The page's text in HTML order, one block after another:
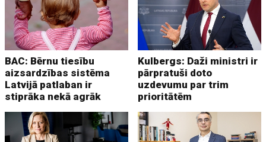
BAC: Bērnu tiesību
aizsardzības sistēma
Latvijā patlaban ir
stiprāka nekā agrāk
Kulbergs: Daži ministri ir
pārpratuši doto
uzdevumu par trim
prioritātēm